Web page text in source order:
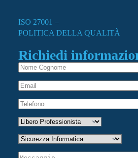
Richiedi
ISO 27001 –
POLITICA DELLA QUALITÀ